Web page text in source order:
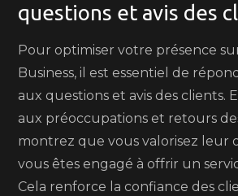
questions et avis des
Pour optimiser votre présence
Business, il est essentiel de
aux questions et avis des clients.
aux préoccupations et retours
montrez que vous valorisez leur
vous êtes engagé à offrir un
Cela renforce la confiance des